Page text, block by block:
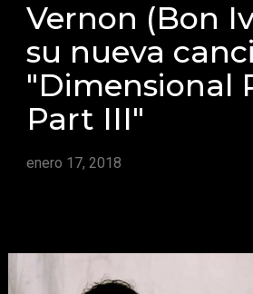
Vernon (Bon
su nueva
"Dimensional
Part III"
enero 17, 2018